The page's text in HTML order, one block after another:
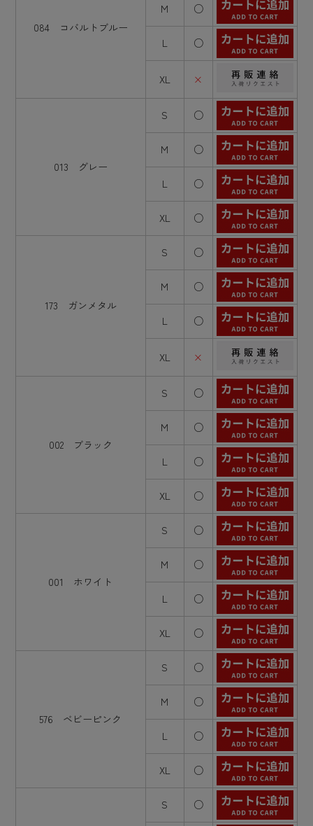
084 コバルトブルー
M ○
L ○
XL ×
013 グレー
S ○
M ○
L ○
XL ○
173 ガンメタル
S ○
M ○
L ○
XL ×
002 ブラック
S ○
M ○
L ○
XL ○
001 ホワイト
S ○
M ○
L ○
XL ○
576 ベビーピンク
S ○
M ○
L ○
XL ○
S ○